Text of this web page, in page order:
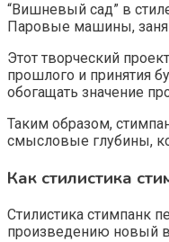
“Вишневый сад” в
Паровые машины,
Этот творческий
прошлого и принятия
обогащать значение
Таким образом,
смысловые глубины,
Как стилистика
Стилистика стимпанк
произведению новый